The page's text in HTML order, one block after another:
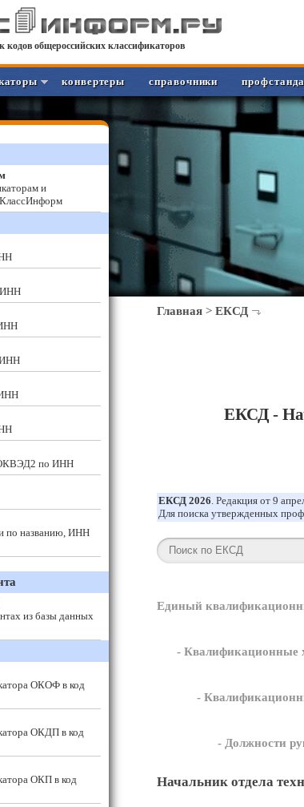
кодов общероссийских классификаторов
конвертеры справочники
Главная > ЕКСД
ЕКСД -
ЕКСД 2026. Редакция от 9
Для поиска утвержденных
Единый
- Квалификационные
-
- Должности
Начальник отдела
и
КлассИнформ
ИНН
ОКВЭД2 по ИНН
по названию, ИНН
из базы данных
ОКОФ в код
ОКДП в код
ОКП в код